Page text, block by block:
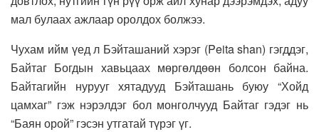
мал булаах ажлаар оролдох болжээ.
Чухам ийм үед л Бэйташаний хэрэг (Peita shan) гэгддэг,
Байтаг Богдын хавьцаах мөргөлдөөн болсон байна.
Байтагийн нурууг хятадууд Бэйташань буюу “Хойд
цамхаг” гэж нэрэлдэг бол монголчууд Байтаг гэдэг нь
“Баян орой” гэсэн утгатай түрэг үг.